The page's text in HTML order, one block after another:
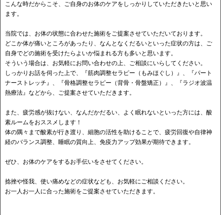
こんな時だからこそ、ご自身のお体のケアをしっかりしていただきたいと思い
ます。
当院では、お体の状態に合わせた施術をご提案させていただいております。
どこか体が痛いところがあったり、なんとなくだるいといった症状の方は、ご
自身でどの施術を受けたらよいか悩まれる方も多いと思います。
そういう場合は、お気軽にお問い合わせの上、ご相談にいらしてください。
しっかりお話を伺った上で、『筋肉調整セラピー（もみほぐし）』、『パート
ナーストレッチ』、『骨格調整セラピー（背骨・骨盤矯正）』、『ラジオ波温
熱療法』などから、ご提案させていただきます。
また、疲労感が抜けない、なんだかだるい、よく眠れないといった方には、酸
素ルームをおススメします！
体の隅々まで酸素が行き渡り、細胞の活性を助けることで、疲労回復や自律神
経のバランス調整、睡眠の質向上、免疫力アップ効果が期待できます。
ぜひ、お体のケアをするお手伝いをさせてください。
捻挫や怪我、使い痛めなどの症状なども、お気軽にご相談ください。
お一人お一人に合った施術をご提案させていただきます。